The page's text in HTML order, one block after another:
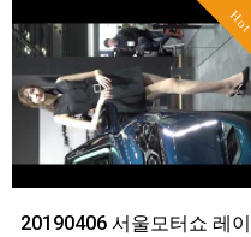
Hot
20190406 서울모터쇼 레이